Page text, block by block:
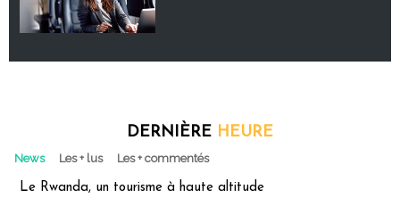
DERNIÈRE HEURE
News Les + lus Les + commentés
Le Rwanda, un tourisme à haute altitude